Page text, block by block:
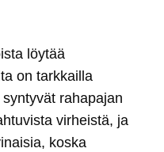
löytää
on tarkkailla
rahapajan
virheistä, ja
koska